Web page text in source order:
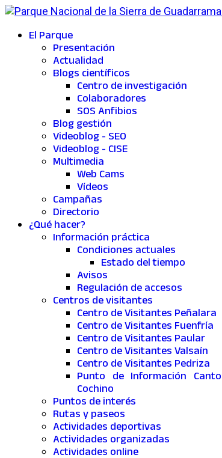
El Parque
Presentación
Actualidad
Blogs científicos
Centro de investigación
Colaboradores
SOS Anfibios
Blog gestión
Videoblog - SEO
Videoblog - CISE
Multimedia
Web Cams
Vídeos
Campañas
Directorio
¿Qué hacer?
Información práctica
Condiciones actuales
Estado del tiempo
Avisos
Regulación de accesos
Centros de visitantes
Centro de Visitantes Peñalara
Centro de Visitantes Fuenfría
Centro de Visitantes Paular
Centro de Visitantes Valsaín
Centro de Visitantes Pedriza
Punto de Información Canto
Cochino
Puntos de interés
Rutas y paseos
Actividades deportivas
Actividades organizadas
Actividades online